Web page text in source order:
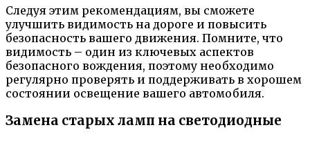
Следуя этим рекомендациям, вы сможете
улучшить видимость на дороге и повысить
безопасность вашего движения. Помните, что
видимость – один из ключевых аспектов
безопасного вождения, поэтому необходимо
регулярно проверять и поддерживать в хорошем
состоянии освещение вашего автомобиля.
Замена старых ламп на светодиодные